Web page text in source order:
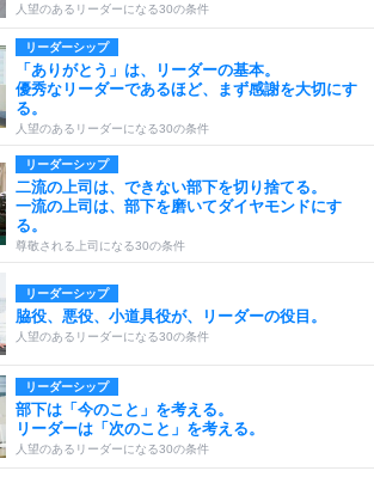
人望のあるリーダーになる30の条件
リーダーシップ
「ありがとう」は、リーダーの基本。
優秀なリーダーであるほど、まず感謝を大切にす
る。
人望のあるリーダーになる30の条件
リーダーシップ
二流の上司は、できない部下を切り捨てる。
一流の上司は、部下を磨いてダイヤモンドにす
る。
尊敬される上司になる30の条件
リーダーシップ
脇役、悪役、小道具役が、リーダーの役目。
人望のあるリーダーになる30の条件
リーダーシップ
部下は「今のこと」を考える。
リーダーは「次のこと」を考える。
人望のあるリーダーになる30の条件